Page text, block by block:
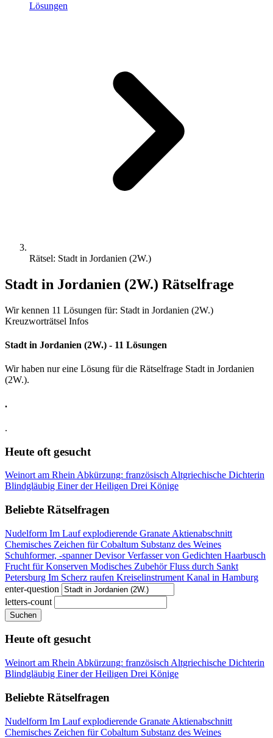
Lösungen
Rätsel: Stadt in Jordanien (2W.)
Stadt in Jordanien (2W.) Rätselfrage
Wir kennen 11 Lösungen für: Stadt in Jordanien (2W.)
Kreuzworträtsel Infos
Stadt in Jordanien (2W.) - 11 Lösungen
Wir haben nur eine Lösung für die Rätselfrage Stadt in Jordanien
(2W.).
.
.
Heute oft gesucht
Weinort am Rhein Abkürzung: französisch Altgriechische Dichterin
Blindgläubig Einer der Heiligen Drei Könige
Beliebte Rätselfragen
Nudelform Im Lauf explodierende Granate Aktienabschnitt
Chemisches Zeichen für Cobaltum Substanz des Weines
Schuhformer, -spannerDevisorVerfasser von Gedichten Haarbusch
Frucht für Konserven Modisches ZubehörFluss durch Sankt
Petersburg Im Scherz raufen Kreiselinstrument Kanal in Hamburg
enter-question
letters-count
Suchen
Heute oft gesucht
Weinort am Rhein Abkürzung: französisch Altgriechische Dichterin
Blindgläubig Einer der Heiligen Drei Könige
Beliebte Rätselfragen
Nudelform Im Lauf explodierende Granate Aktienabschnitt
Chemisches Zeichen für Cobaltum Substanz des Weines